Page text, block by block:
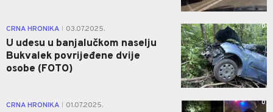
CRNA HRONIKA 03.07.2025.
U udesu u banjalučkom naselju
Bukvalek povrijeđene dvije
osobe (FOTO)
0
CRNA HRONIKA 01.07.2025. 0